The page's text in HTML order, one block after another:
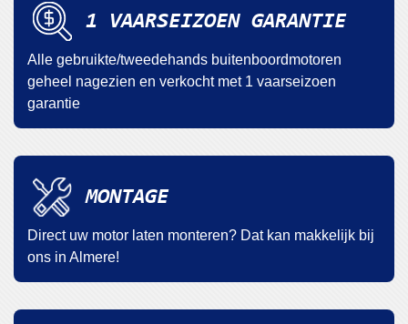
1 VAARSEIZOEN GARANTIE
Alle gebruikte/tweedehands buitenboordmotoren
geheel nagezien en verkocht met 1 vaarseizoen
garantie
MONTAGE
Direct uw motor laten monteren? Dat kan makkelijk bij
ons in Almere!